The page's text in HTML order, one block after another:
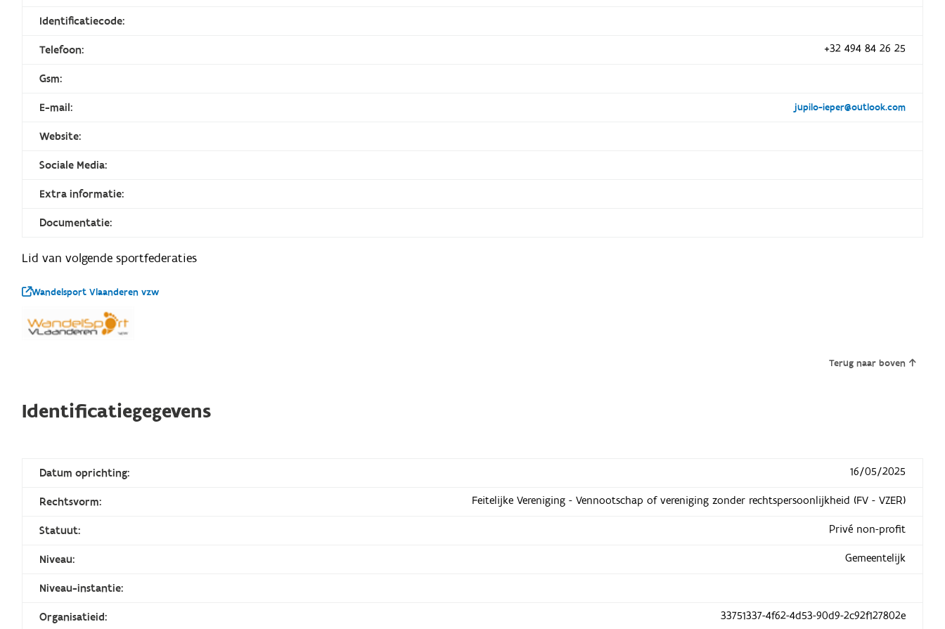
Identificatiecode:
Telefoon: +32 494 84 26 25
Gsm:
E-mail: jupilo-ieper@outlook.com
Website:
Sociale Media:
Extra informatie:
Documentatie:
Lid van volgende sportfederaties
Wandelsport Vlaanderen vzw
Terug naar boven
Identificatiegegevens
Datum oprichting: 16/05/2025
Rechtsvorm: Feitelijke Vereniging - Vennootschap of vereniging zonder rechtspersoonlijkheid (FV - VZER)
Statuut: Privé non-profit
Niveau: Gemeentelijk
Niveau-instantie:
Organisatieid: 33751337-4f62-4d53-90d9-2c92f127802e